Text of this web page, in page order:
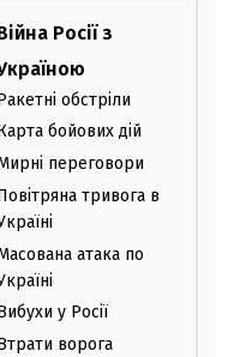
Росії з
обстріли
бойових дій
переговори
тривога в
атака по
у Росії
ворога